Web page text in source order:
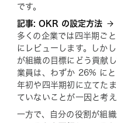
です。
記事: OKR の設定方法
多くの企業では四半期ご
にレビューします。しかし
が組織の目標にどう貢献
業員は、わずか 26% に
年初や四半期初に立てた
ていないことが一因と考え
一方で、自分の役割が組